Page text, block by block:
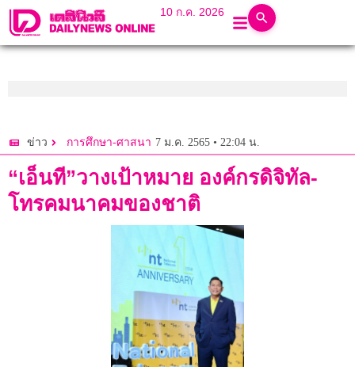
10 ก.ค. 2026
ข่าว การศึกษา-ศาสนา 7 ม.ค. 2565 • 22:04 น.
“เอ็นที”วางเป้าหมาย องค์กรดิจิทัล-
โทรคมนาคมของชาติ